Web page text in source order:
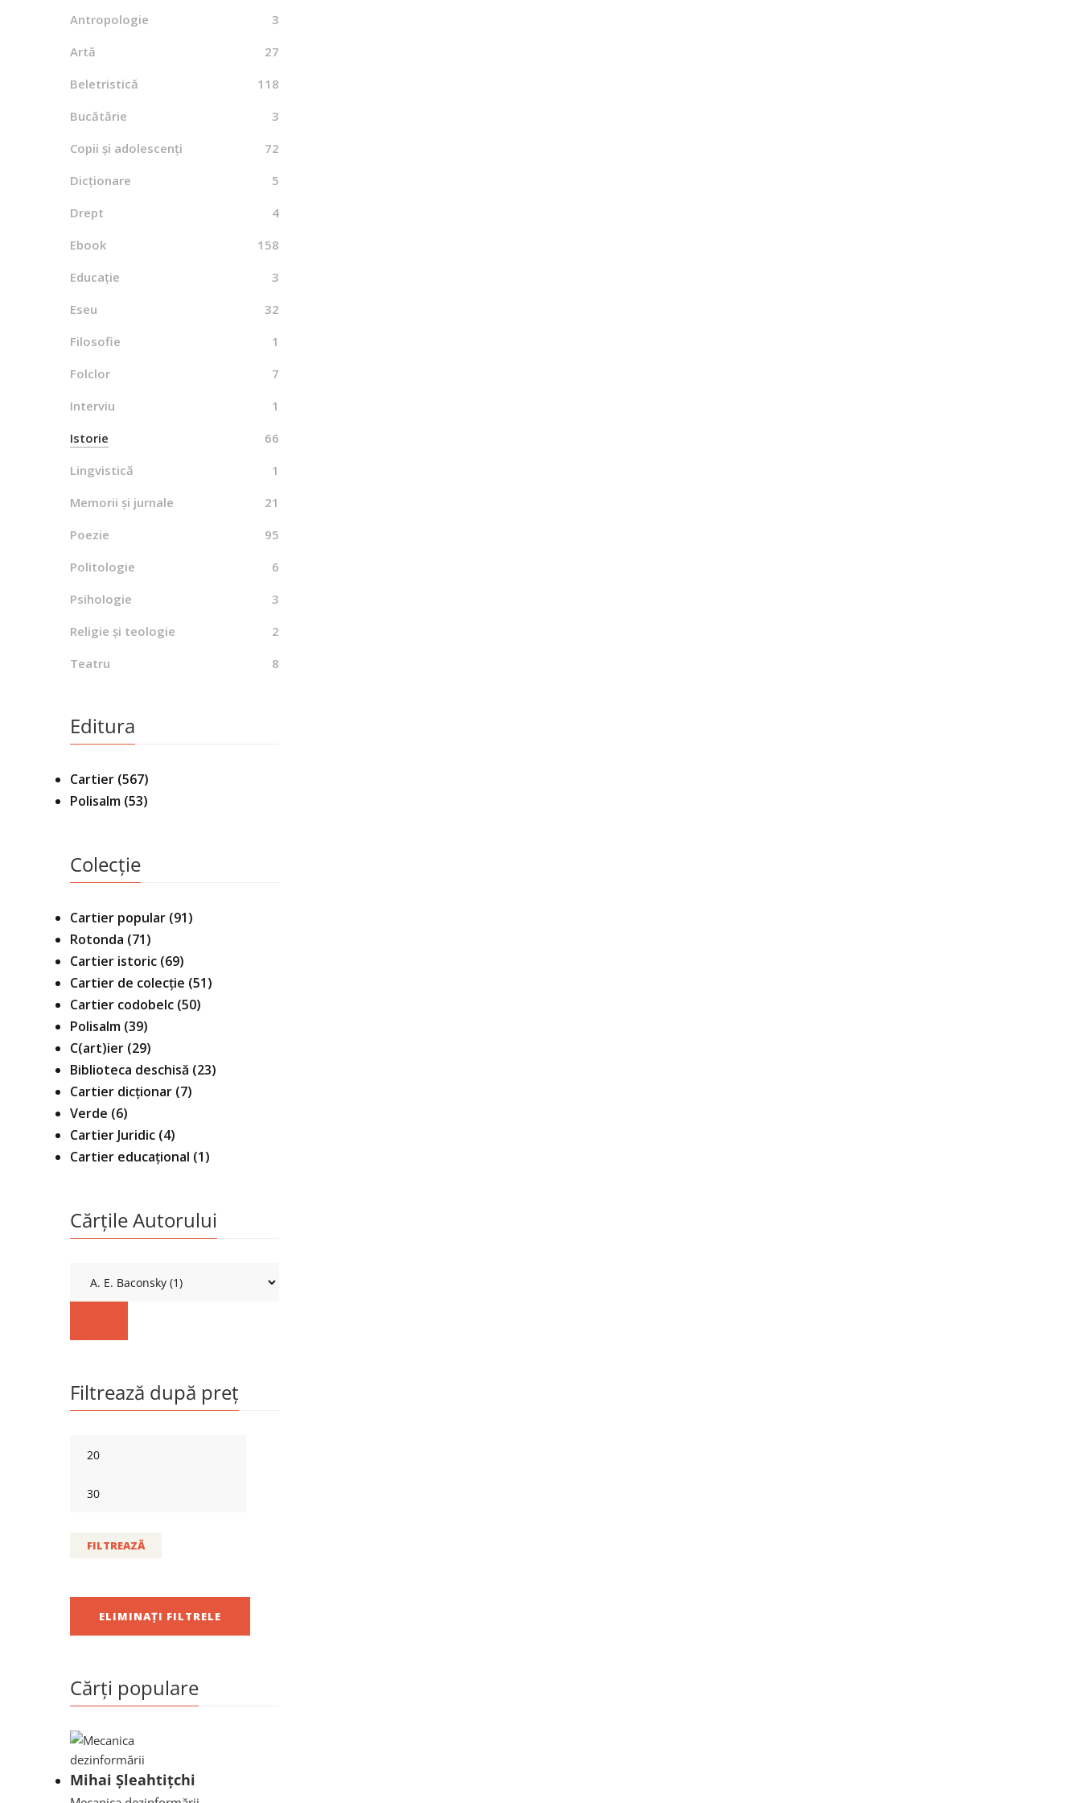
Antropologie
3
Artă
27
Beletristică
118
Bucătărie
3
Copii și adolescenți
72
Dicționare
5
Drept
4
Ebook
158
Educație
3
Eseu
32
Filosofie
1
Folclor
7
Interviu
1
Istorie
66
Lingvistică
1
Memorii și jurnale
21
Poezie
95
Politologie
6
Psihologie
3
Religie și teologie
2
Teatru
8
Editura
Cartier (567)
Polisalm (53)
Colecție
Cartier popular (91)
Rotonda (71)
Cartier istoric (69)
Cartier de colecție (51)
Cartier codobelc (50)
Polisalm (39)
C(art)ier (29)
Biblioteca deschisă (23)
Cartier dicționar (7)
Verde (6)
Cartier Juridic (4)
Cartier educațional (1)
Cărțile Autorului
Filtrează după preț
FILTREAZĂ
ELIMINAȚI FILTRELE
Cărți populare
Mihai Șleahtițchi